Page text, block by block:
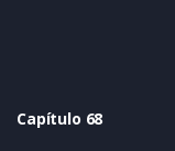
Capítulo 68